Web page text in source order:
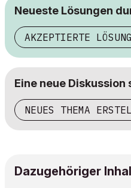
Neueste Lösungen
AKZEPTIERTE
Eine neue Diskussion
NEUES THEMA
Dazugehöriger